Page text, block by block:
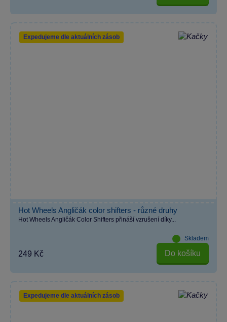
Expedujeme dle aktuálních zásob
Hot Wheels Angličák color shifters - různé druhy
Hot Wheels Angličák Color Shifters přináší vzrušení díky...
Skladem
249 Kč Do košíku
Expedujeme dle aktuálních zásob